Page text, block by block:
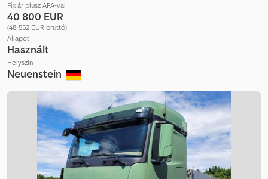
Fix ár plusz ÁFA-val
40 800 EUR
(48 552 EUR bruttó)
Állapot
Használt
Helyszín
Neuenstein